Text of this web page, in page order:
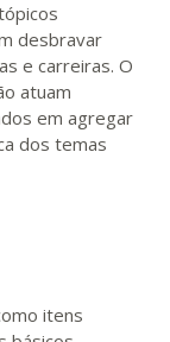
desbravar
e carreiras. O
atuam
em agregar
dos temas
itens